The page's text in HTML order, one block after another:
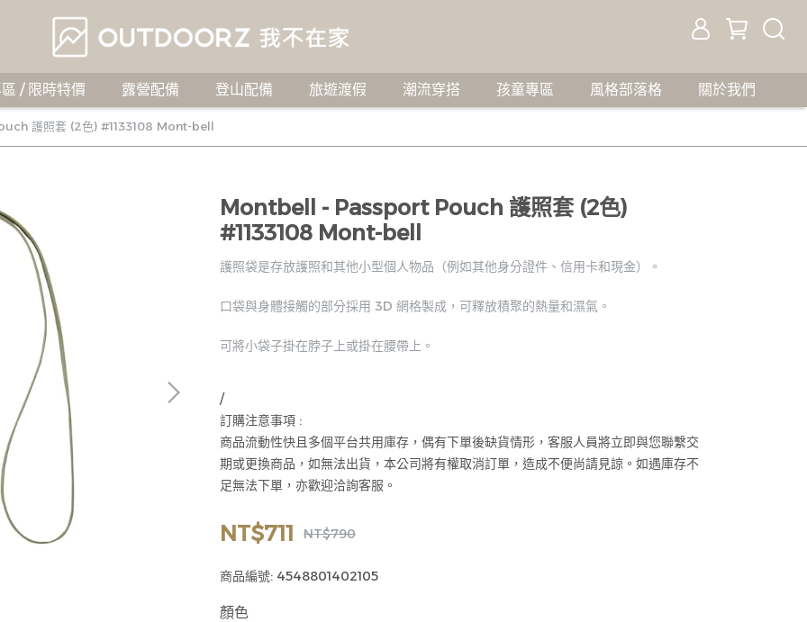
/ 限時特價 露營配備 登山配備 旅遊渡假 潮流穿搭 孩童專區 風格部落格 關於我們
護照套 (2色) #1133108 Mont-bell
Montbell - Passport Pouch 護照套 (2色)
#1133108 Mont-bell
護照袋是存放護照和其他小型個人物品（例如其他身分證件、信用卡和現金）。
口袋與身體接觸的部分採用 3D 網格製成，可釋放積聚的熱量和濕氣。
可將小袋子掛在脖子上或掛在腰帶上。
/
訂購注意事項 :
商品流動性快且多個平台共用庫存，偶有下單後缺貨情形，客服人員將立即與您聯繫交
期或更換商品，如無法出貨，本公司將有權取消訂單，造成不便尚請見諒。如遇庫存不
足無法下單，亦歡迎洽詢客服。
NT$711 NT$790
商品編號: 4548801402105
顏色